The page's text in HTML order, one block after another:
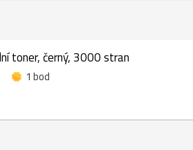
toner, černý, 3000 stran
1 bod